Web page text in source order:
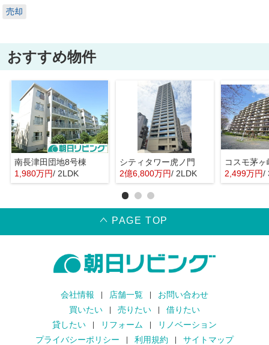
売却
おすすめ物件
南長津田団地8号棟
1,980万円/ 2LDK
シティタワー虎ノ門
2億6,800万円/ 2LDK
コスモ茅
2,499万円/
PAGE TOP
会社情報 店舗一覧
お問い合わせ
買いたい
売りたい
借りたい
貸したい
リフォーム
リノベーション
プライバシーポリシー
利用規約 サイトマップ